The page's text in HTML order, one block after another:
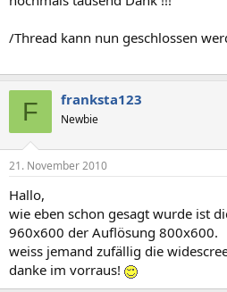
/Thread kann nun geschlossen
F franksta123
Newbie
21. November 2010
Hallo,
wie eben schon gesagt wurde ist
960x600 der Auflösung 800x600.
weiss jemand zufällig die
danke im vorraus!